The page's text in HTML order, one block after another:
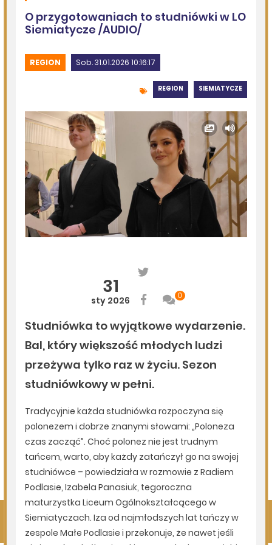
miał skradziony alkohol i perfumy
DZISIEJSZY Miejska Biblioteka Publiczna w Siemiatyczach
Wernisaż wystawy „Pędzlem i sercem” w Galerii
06.08.2026 Podlasie24
Po raz 35. w Mielniku odbędą się Muzyczne Dialogi nad
06.08.2026 Podlasie24
Trud drogi i siła wspólnoty. Szósty dzień Pieszej
Pielgrzymki Drohiczyńskiej na Jasną Górę
Milejczyce przyciągają tłumy. Poznaj program nabożeństw
06.08.2026 Podlasie24
Kolejny rekord na Bugu
Podlasie24
Zmiany personalne w diecezji drohiczyńskiej
05.08.2026 Podlasie24
Pielgrzymują sercem. Duchowi pątnicy w parafii Kłopoty-
Stanisławy wspierają Pieszą Pielgrzymkę Drohiczyńską
Pokaż więcej
Kliknij, by wyświetlić wszystkie artykuły